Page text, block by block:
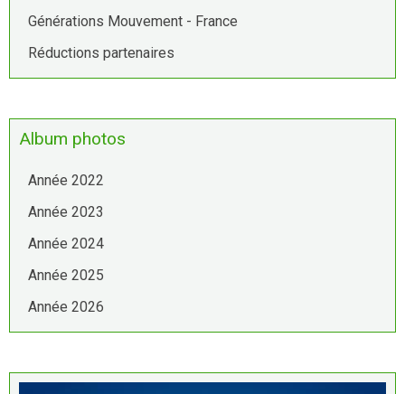
Générations Mouvement - France
Réductions partenaires
Album photos
Année 2022
Année 2023
Année 2024
Année 2025
Année 2026